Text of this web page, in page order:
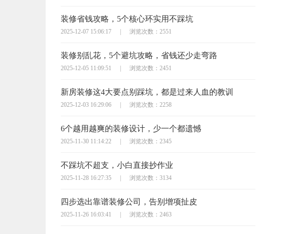
装修省钱攻略，5个核心环实用不踩坑
2025-12-07 15:06:17 浏览次数：2551
装修别乱花，5个避坑攻略，省钱还少走弯路
2025-12-05 11:09:51 浏览次数：2451
新房装修这4大要点别踩坑，都是过来人血的教训
2025-12-03 16:29:06 浏览次数：2258
6个越用越爽的装修设计，少一个都遗憾
2025-11-30 11:14:22 浏览次数：2345
不踩坑不超支，小白直接抄作业
2025-11-28 16:27:35 浏览次数：3134
四步选出靠谱装修公司，告别增项扯皮
2025-11-26 16:03:41 浏览次数：2463